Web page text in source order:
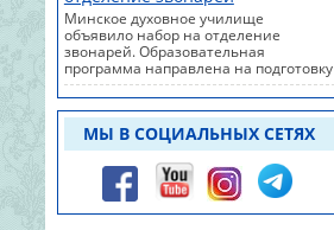
говорили о вере, жизни,
взаимоотношениях, делились
мыслями, задавали вопросы и вместе
искали ответы. Такие встречи
становятся важным пространством
для открытого общения, взаимной
поддержки и духовного роста.Не
обошлось и без планов на будущее: в
ходе встречи ...
Минское духовное училище
объявило набор на отделение
звонарей. Образовательная
программа направлена на подготовку
специалистов для приходов Русской
Православной Церкви по
специальности "Звонарное дело" с
присвоением квалификации
"церковный звонарь".Обучение
проводится в вечерней форме, что
позволяет совмещать занятия с
работой или учебой.
Продолжительность курса составляет
МЫ В СОЦИАЛЬНЫХ СЕТЯХ